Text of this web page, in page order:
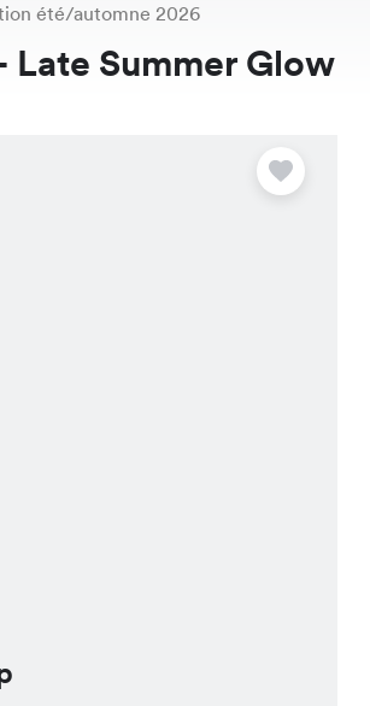
été/automne 2026
Late Summer Glow